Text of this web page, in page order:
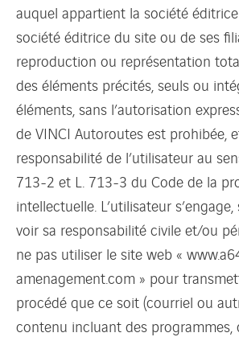
auquel appartient la société
société éditrice du site ou de ses
reproduction ou représentation
des éléments précités, seuls ou
éléments, sans l’autorisation
de VINCI Autoroutes est prohibée,
responsabilité de l’utilisateur au
713-2 et L. 713-3 du Code de la
intellectuelle. L’utilisateur
voir sa responsabilité civile et/ou
ne pas utiliser le site web «
amenagement.com » pour
procédé que ce soit (courriel ou
contenu incluant des programmes,